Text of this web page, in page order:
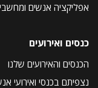
אפליקציה אנשים
כנסים ואירועים
הכנסים והאירועים שלנו
נצפיתם בכנסי ואירועי